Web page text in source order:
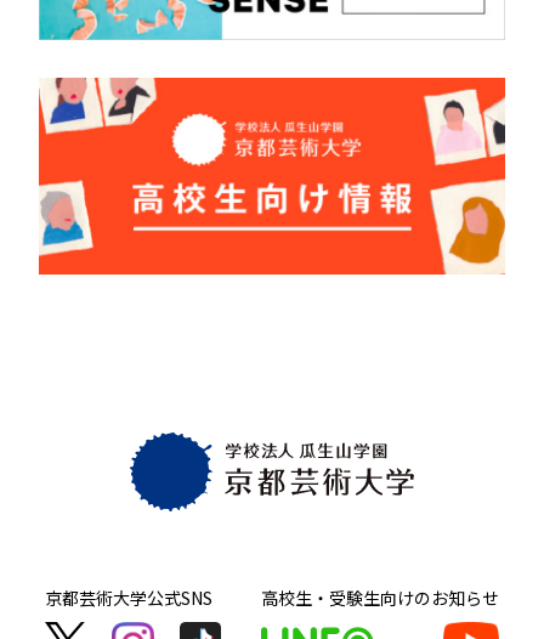
京都芸術大学公式SNS 高校生・受験生向けのお知らせ